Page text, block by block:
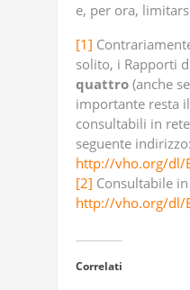
e, per ora,
[1]
solito, i Rapporti
quattro (anche
importante resta
consultabili in
seguente indirizzo:
http://vho.org/dl/
[2] Consultabile
http://vho.org/dl/
Correlati